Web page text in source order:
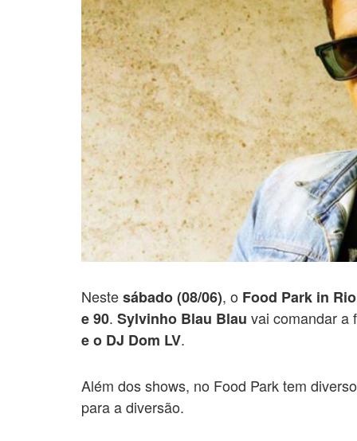
Nestesábado (08/06), o Food Park in Rio
e 90. Sylvinho Blau Blau vai comandar a
e o DJ Dom LV.
Além dos shows, no Food Park tem
para a diversão.